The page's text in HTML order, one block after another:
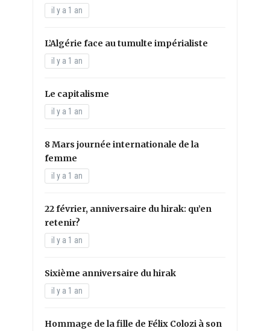
il y a 1 an
L’Algérie face au tumulte impérialiste
il y a 1 an
Le capitalisme
il y a 1 an
8 Mars journée internationale de la
femme
il y a 1 an
22 février, anniversaire du hirak: qu’en
retenir?
il y a 1 an
Sixième anniversaire du hirak
il y a 1 an
Hommage de la fille de Félix Colozi à son